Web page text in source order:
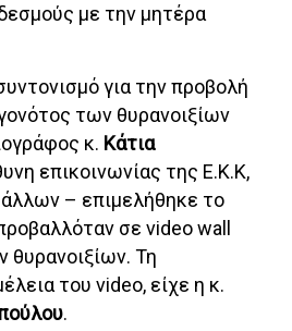
με την μητέρα
για την προβολή
των θυρανοιξίων
κ. Κάτια
επικοινωνίας της Ε.Κ.Κ,
– επιμελήθηκε το
σε video wall
θυρανοιξίων. Τη
του video, είχε η κ.
.